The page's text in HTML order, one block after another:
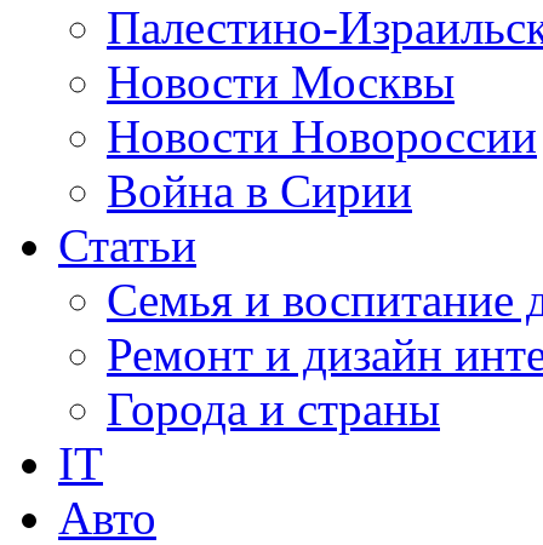
Палестино-
Новости Москвы
Новости Новороссии
Война в Сирии
Статьи
Семья и воспитание
Ремонт и дизайн
Города и страны
IT
Авто